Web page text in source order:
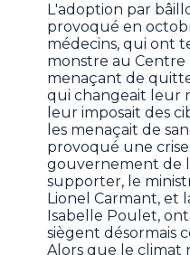
L'adoption par
provoqué en
médecins, qui ont
monstre au Centre
menaçant de
qui changeait leur
leur imposait des
les menaçait de
provoqué une
gouvernement de
supporter, le
Lionel Carmant, et
Isabelle Poulet,
siègent désormais
Alors que le climat